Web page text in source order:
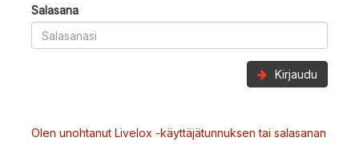
Salasana
Kirjaudu
Olen unohtanut Livelox -käyttäjätunnuksen tai salasanan